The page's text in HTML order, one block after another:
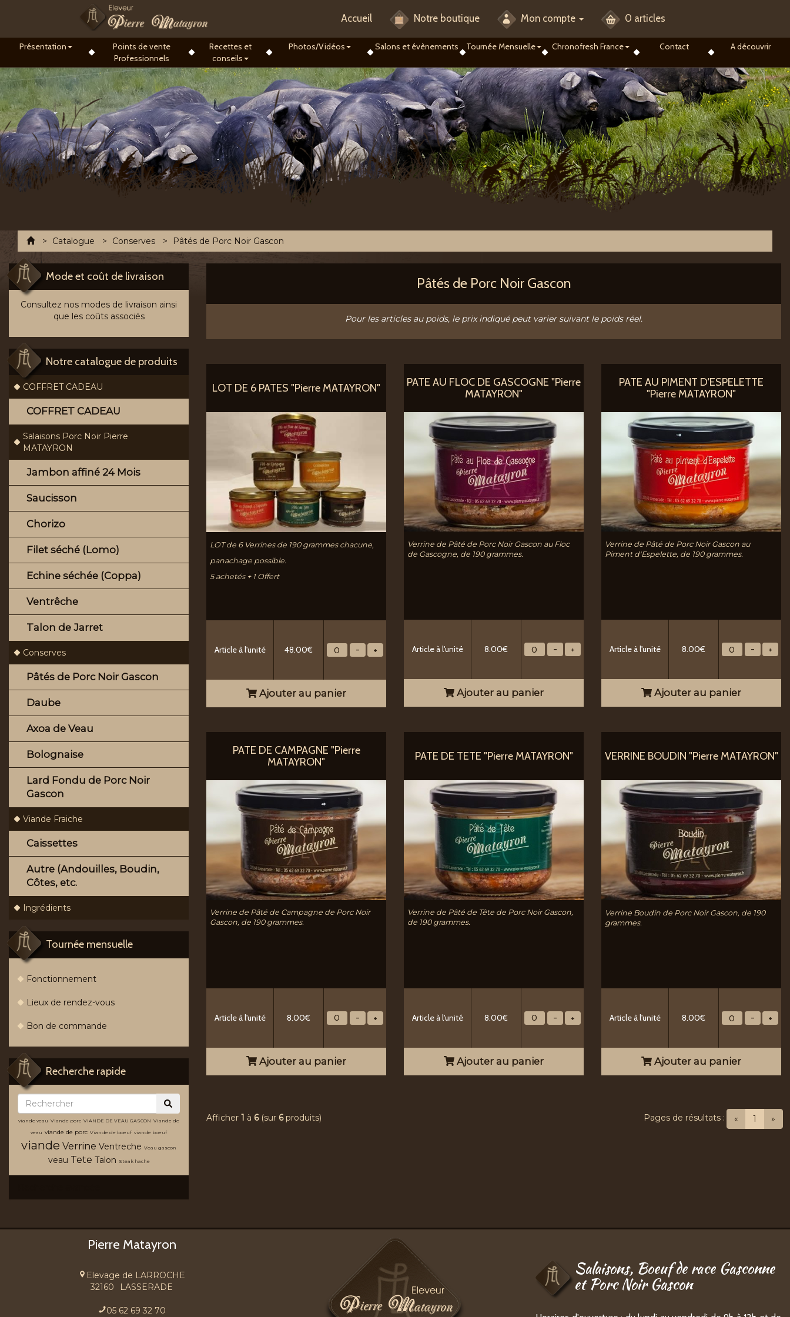
Accueil Notre boutique Mon compte 0 articles
Présentation
Points de vente
Professionnels
Recettes et
conseils
Photos/Vidéos Salons et évènements Tournée Mensuelle Chronofresh France Contact A découvrir
AccueilCatalogue Conserves Pâtés de Porc Noir Gascon
Pâtés de Porc Noir Gascon
Pour les articles au poids, le prix indiqué peut varier suivant le poids réel.
LOT DE 6 PATES "Pierre MATAYRON"
LOT de 6 Verrines de 190 grammes chacune,
panachage possible.
5 achetés + 1 Offert
Article à l'unité 48.00€
Ajouter au panier
PATE AU FLOC DE GASCOGNE "Pierre
MATAYRON"
Verrine de Pâté de Porc Noir Gascon au Floc
de Gascogne, de 190 grammes.
Article à l'unité 8.00€
Ajouter au panier
PATE AU PIMENT D'ESPELETTE
"Pierre MATAYRON"
Verrine de Pâté de Porc Noir Gascon au
Piment d'Espelette, de 190 grammes.
Article à l'unité 8.00€
Ajouter au panier
PATE DE CAMPAGNE "Pierre
MATAYRON"
Verrine de Pâté de Campagne de Porc Noir
Gascon, de 190 grammes.
Article à l'unité 8.00€
Ajouter au panier
PATE DE TETE "Pierre MATAYRON"
Verrine de Pâté de Tête de Porc Noir Gascon,
de 190 grammes.
Article à l'unité 8.00€
Ajouter au panier
VERRINE BOUDIN "Pierre MATAYRON"
Verrine Boudin de Porc Noir Gascon, de 190
grammes.
Article à l'unité 8.00€
Ajouter au panier
Afficher 1 à 6(sur 6produits) « 1 »
Pages de résultats :
Mode et coût de livraison
Consultez nos modes de livraison ainsi
que les coûts associés
Notre catalogue de produits
COFFRET CADEAU
COFFRET CADEAU
Salaisons Porc Noir Pierre
MATAYRON
Jambon affiné 24 Mois
Saucisson
Chorizo
Filet séché (Lomo)
Echine séchée (Coppa)
Ventrêche
Talon de Jarret
Conserves
Pâtés de Porc Noir Gascon
Daube
Axoa de Veau
Bolognaise
Lard Fondu de Porc Noir
Gascon
Viande Fraiche
Caissettes
Autre (Andouilles, Boudin,
Côtes, etc.
Ingrédients
Tournée mensuelle
Fonctionnement
Lieux de rendez-vous
Bon de commande
Recherche rapide
viande veau Viande porc VIANDE DE VEAU GASCON Viande de
veau viande de porc Viande de boeuf viande boeuf
viande Verrine Ventreche Veau gascon
veau Tete Talon Steak hache
Pierre Matayron
Elevage de LARROCHE
32160
LASSERADE
05 62 69 32 70
Salaisons, Boeuf de race Gasconne
et Porc Noir Gascon